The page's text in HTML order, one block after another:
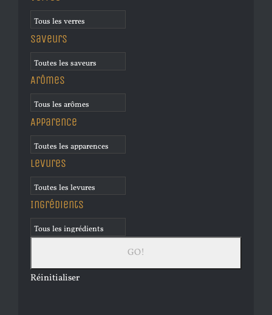
Saveurs
Arômes
Apparence
Levures
Ingrédients
Réinitialiser